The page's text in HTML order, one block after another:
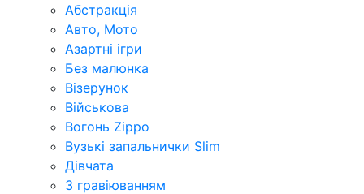
Абстракція
Авто, Мото
Азартні ігри
Без малюнка
Візерунок
Військова
Вогонь Zippo
Вузькі запальнички Slim
Дівчата
З гравіюванням